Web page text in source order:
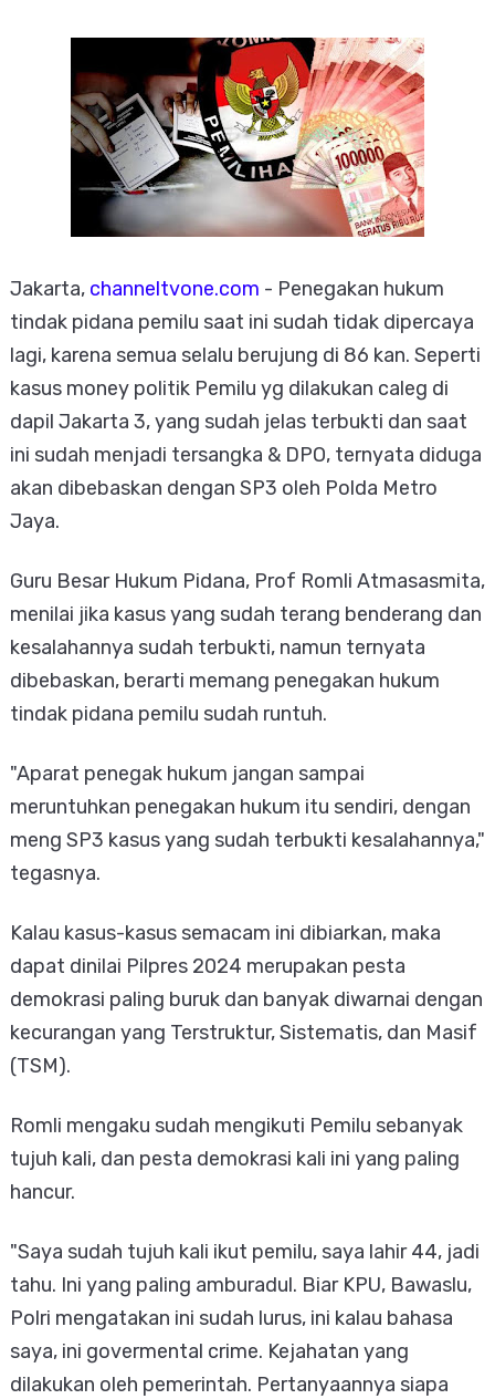
A+
Jakarta, channeltvone.com - Penegakan hukum
tindak pidana pemilu saat ini sudah tidak dipercaya
lagi, karena semua selalu berujung di 86 kan. Seperti
kasus money politik Pemilu yg dilakukan caleg di
dapil Jakarta 3, yang sudah jelas terbukti dan saat
ini sudah menjadi tersangka & DPO, ternyata diduga
akan dibebaskan dengan SP3 oleh Polda Metro
Jaya.
Guru Besar Hukum Pidana, Prof Romli Atmasasmita,
menilai jika kasus yang sudah terang benderang dan
kesalahannya sudah terbukti, namun ternyata
dibebaskan, berarti memang penegakan hukum
tindak pidana pemilu sudah runtuh.
"Aparat penegak hukum jangan sampai
meruntuhkan penegakan hukum itu sendiri, dengan
meng SP3 kasus yang sudah terbukti kesalahannya,"
tegasnya.
Kalau kasus-kasus semacam ini dibiarkan, maka
dapat dinilai Pilpres 2024 merupakan pesta
demokrasi paling buruk dan banyak diwarnai dengan
kecurangan yang Terstruktur, Sistematis, dan Masif
(TSM).
Romli mengaku sudah mengikuti Pemilu sebanyak
tujuh kali, dan pesta demokrasi kali ini yang paling
hancur.
"Saya sudah tujuh kali ikut pemilu, saya lahir 44, jadi
tahu. Ini yang paling amburadul. Biar KPU, Bawaslu,
Polri mengatakan ini sudah lurus, ini kalau bahasa
saya, ini govermental crime. Kejahatan yang
dilakukan oleh pemerintah. Pertanyaannya siapa